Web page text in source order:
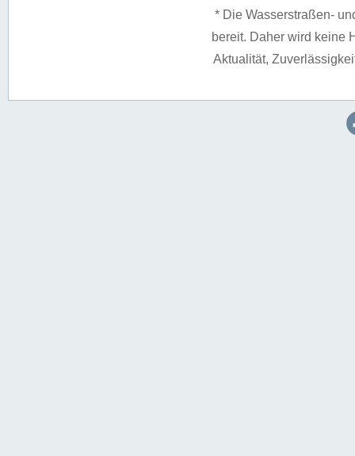
* Die Wasserstraßen-
bereit. Daher wird keine
Aktualität,